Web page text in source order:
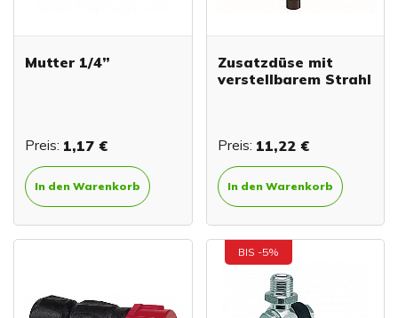
Mutter 1/4”
Preis: 1,17 €
In den Warenkorb
Zusatzdüse mit
verstellbarem Strahl
Preis: 11,22 €
In den Warenkorb
BIS -5%